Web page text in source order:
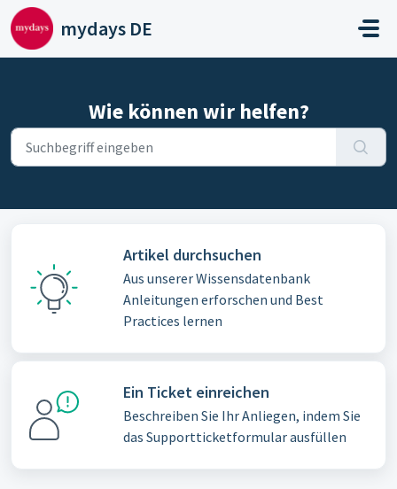
Zum hauptsächlichen Inhalt gehen
mydays DE
Wie können wir helfen?
Artikel durchsuchen
Aus unserer Wissensdatenbank
Anleitungen erforschen und Best
Practices lernen
Ein Ticket einreichen
Beschreiben Sie Ihr Anliegen, indem Sie
das Supportticketformular ausfüllen